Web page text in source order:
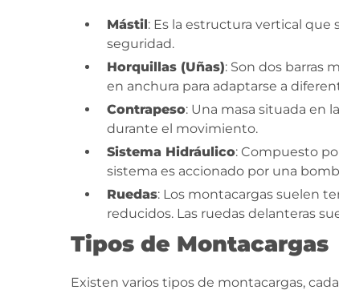
Mástil: Es la estructura vertical que
seguridad.
Horquillas (Uñas): Son dos barras
en anchura para adaptarse a
Contrapeso: Una masa situada en
durante el movimiento.
Sistema Hidráulico: Compuesto
sistema es accionado por una
Ruedas: Los montacargas suelen
reducidos. Las ruedas delanteras
Tipos de Montacargas
Existen varios tipos de montacargas,